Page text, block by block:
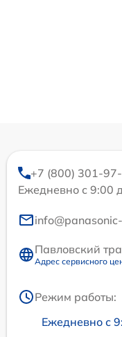
+7 (800) 301-
Ежедневно с 9:00
Павловский
Адрес сервисного
Режим работы:
Ежедневно с